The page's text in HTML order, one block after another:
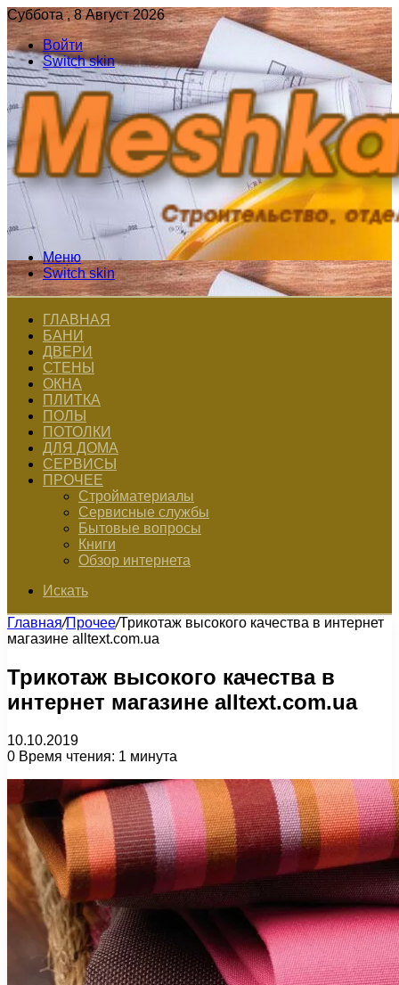
Суббота , 8 Август 2026
Войти
Switch skin
Меню
Switch skin
ГЛАВНАЯ
БАНИ
ДВЕРИ
СТЕНЫ
ОКНА
ПЛИТКА
ПОЛЫ
ПОТОЛКИ
ДЛЯ ДОМА
СЕРВИСЫ
ПРОЧЕЕ
Стройматериалы
Сервисные службы
Бытовые вопросы
Книги
Обзор интернета
Искать
Главная/Прочее/Трикотаж высокого качества в интернет
магазине alltext.com.ua
Трикотаж высокого качества в
интернет магазине alltext.com.ua
10.10.2019
0 Время чтения: 1 минута